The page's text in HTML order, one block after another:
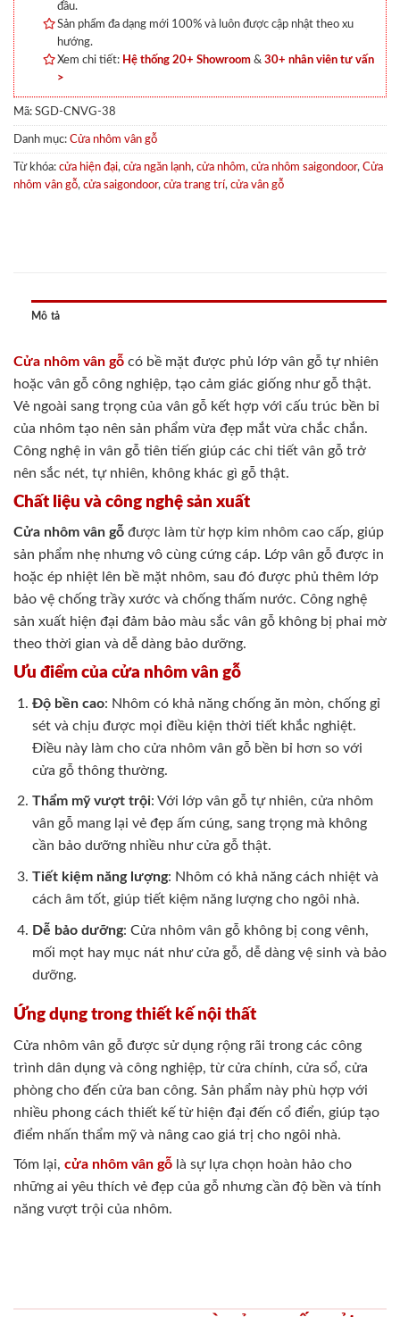
đầu.
Sản phẩm đa dạng mới 100% và luôn được cập nhật theo xu
hướng.
Xem chi tiết: Hệ thống 20+ Showroom & 30+ nhân viên tư vấn
>
Mã: SGD-CNVG-38
Danh mục: Cửa nhôm vân gỗ
Từ khóa: cửa hiện đại, cửa ngăn lạnh, cửa nhôm, cửa nhôm saigondoor, Cửa
nhôm vân gỗ, cửa saigondoor, cửa trang trí, cửa vân gỗ
Mô tả
Cửa nhôm vân gỗ có bề mặt được phủ lớp vân gỗ tự nhiên
hoặc vân gỗ công nghiệp, tạo cảm giác giống như gỗ thật.
Vẻ ngoài sang trọng của vân gỗ kết hợp với cấu trúc bền bỉ
của nhôm tạo nên sản phẩm vừa đẹp mắt vừa chắc chắn.
Công nghệ in vân gỗ tiên tiến giúp các chi tiết vân gỗ trở
nên sắc nét, tự nhiên, không khác gì gỗ thật.
Chất liệu và công nghệ sản xuất
Cửa nhôm vân gỗ được làm từ hợp kim nhôm cao cấp, giúp
sản phẩm nhẹ nhưng vô cùng cứng cáp. Lớp vân gỗ được in
hoặc ép nhiệt lên bề mặt nhôm, sau đó được phủ thêm lớp
bảo vệ chống trầy xước và chống thấm nước. Công nghệ
sản xuất hiện đại đảm bảo màu sắc vân gỗ không bị phai mờ
theo thời gian và dễ dàng bảo dưỡng.
Ưu điểm của cửa nhôm vân gỗ
Độ bền cao: Nhôm có khả năng chống ăn mòn, chống gỉ
sét và chịu được mọi điều kiện thời tiết khắc nghiệt.
Điều này làm cho cửa nhôm vân gỗ bền bỉ hơn so với
cửa gỗ thông thường.
Thẩm mỹ vượt trội: Với lớp vân gỗ tự nhiên, cửa nhôm
vân gỗ mang lại vẻ đẹp ấm cúng, sang trọng mà không
cần bảo dưỡng nhiều như cửa gỗ thật.
Tiết kiệm năng lượng: Nhôm có khả năng cách nhiệt và
cách âm tốt, giúp tiết kiệm năng lượng cho ngôi nhà.
Dễ bảo dưỡng: Cửa nhôm vân gỗ không bị cong vênh,
mối mọt hay mục nát như cửa gỗ, dễ dàng vệ sinh và bảo
dưỡng.
Ứng dụng trong thiết kế nội thất
Cửa nhôm vân gỗ được sử dụng rộng rãi trong các công
trình dân dụng và công nghiệp, từ cửa chính, cửa sổ, cửa
phòng cho đến cửa ban công. Sản phẩm này phù hợp với
nhiều phong cách thiết kế từ hiện đại đến cổ điển, giúp tạo
điểm nhấn thẩm mỹ và nâng cao giá trị cho ngôi nhà.
Tóm lại, cửa nhôm vân gỗ là sự lựa chọn hoàn hảo cho
những ai yêu thích vẻ đẹp của gỗ nhưng cần độ bền và tính
năng vượt trội của nhôm.